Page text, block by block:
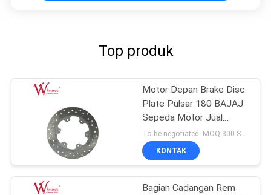
Top produk
Motor Depan Brake Disc
Plate Pulsar 180 BAJAJ
Sepeda Motor Jual
Panas
To be negotiated. MOQ:300 Set untuk pesanan jejak untuk menguji kualitas.
KONTAK
Bagian Cadangan Rem